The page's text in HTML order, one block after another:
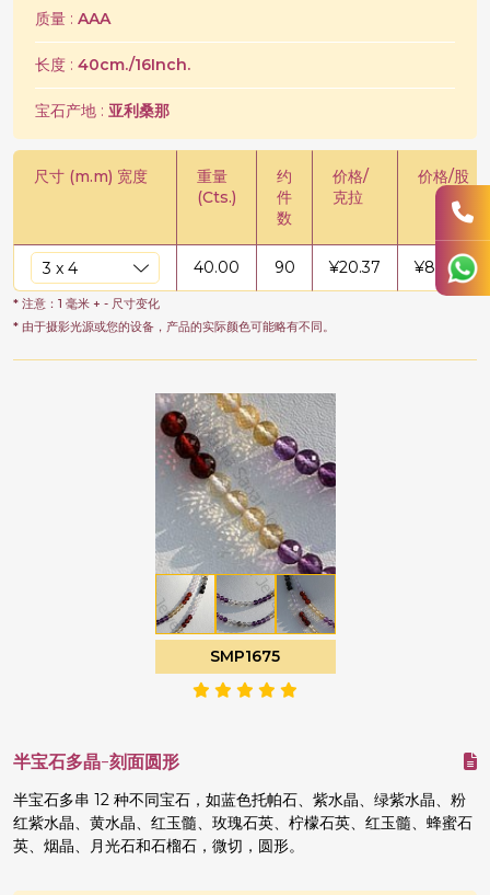
质量 : AAA
长度 : 40cm./16Inch.
宝石产地 : 亚利桑那
尺寸 (m.m) 宽度
重量
(Cts.)
约
件
数
价格/
克拉
价格/股
40.00 90 ¥20.37 ¥814.68
* 注意：1 毫米 + - 尺寸变化
* 由于摄影光源或您的设备，产品的实际颜色可能略有不同。
SMP1675
半宝石多晶-刻面圆形
半宝石多串 12 种不同宝石，如蓝色托帕石、紫水晶、绿紫水晶、粉
红紫水晶、黄水晶、红玉髓、玫瑰石英、柠檬石英、红玉髓、蜂蜜石
英、烟晶、月光石和石榴石，微切，圆形。